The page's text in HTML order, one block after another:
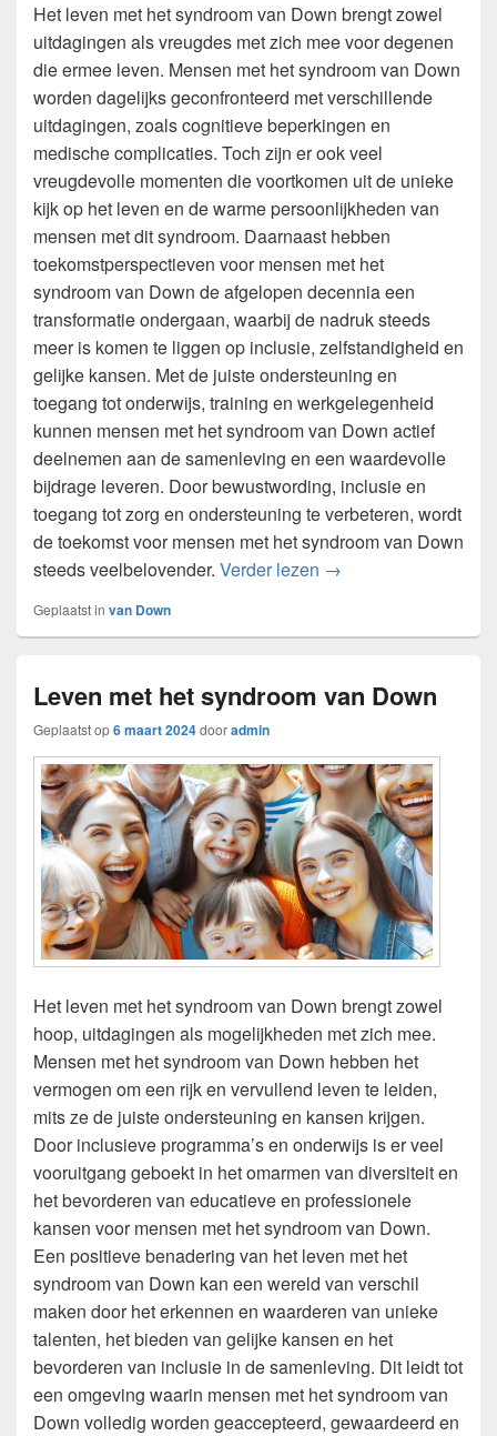
Het leven met het syndroom van Down brengt zowel
uitdagingen als vreugdes met zich mee voor degenen
die ermee leven. Mensen met het syndroom van Down
worden dagelijks geconfronteerd met verschillende
uitdagingen, zoals cognitieve beperkingen en
medische complicaties. Toch zijn er ook veel
vreugdevolle momenten die voortkomen uit de unieke
kijk op het leven en de warme persoonlijkheden van
mensen met dit syndroom. Daarnaast hebben
toekomstperspectieven voor mensen met het
syndroom van Down de afgelopen decennia een
transformatie ondergaan, waarbij de nadruk steeds
meer is komen te liggen op inclusie, zelfstandigheid en
gelijke kansen. Met de juiste ondersteuning en
toegang tot onderwijs, training en werkgelegenheid
kunnen mensen met het syndroom van Down actief
deelnemen aan de samenleving en een waardevolle
bijdrage leveren. Door bewustwording, inclusie en
toegang tot zorg en ondersteuning te verbeteren, wordt
de toekomst voor mensen met het syndroom van Down
steeds veelbelovender. Verder lezen Het leven met het
→
Geplaatst in van Down
Leven met het syndroom van Down
Geplaatst op6 maart 2024dooradmin
Het leven met het syndroom van Down brengt zowel
hoop, uitdagingen als mogelijkheden met zich mee.
Mensen met het syndroom van Down hebben het
vermogen om een rijk en vervullend leven te leiden,
mits ze de juiste ondersteuning en kansen krijgen.
Door inclusieve programma’s en onderwijs is er veel
vooruitgang geboekt in het omarmen van diversiteit en
het bevorderen van educatieve en professionele
kansen voor mensen met het syndroom van Down.
Een positieve benadering van het leven met het
syndroom van Down kan een wereld van verschil
maken door het erkennen en waarderen van unieke
talenten, het bieden van gelijke kansen en het
bevorderen van inclusie in de samenleving. Dit leidt tot
een omgeving waarin mensen met het syndroom van
Down volledig worden geaccepteerd, gewaardeerd en